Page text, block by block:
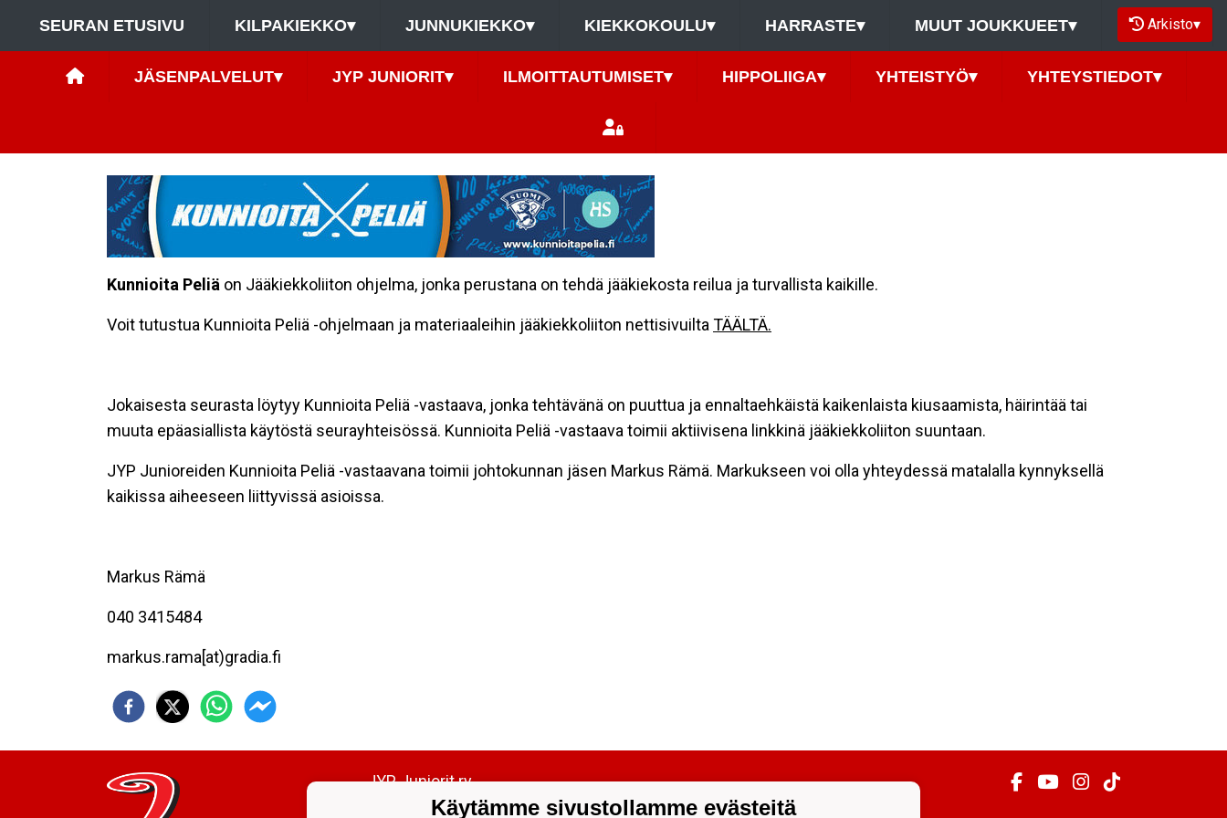
SEURAN ETUSIVU KILPAKIEKKO▾ JUNNUKIEKKO▾ KIEKKOKOULU▾ HARRASTE▾ MUUT JOUKKUEET▾ Arkisto▾
JÄSENPALVELUT▾ JYP JUNIORIT▾ ILMOITTAUTUMISET▾ HIPPOLIIGA▾ YHTEISTYÖ▾ YHTEYSTIEDOT▾
Kunnioita Peliä on Jääkiekkoliiton ohjelma, jonka perustana on tehdä jääkiekosta reilua ja turvallista kaikille.
Voit tutustua Kunnioita Peliä -ohjelmaan ja materiaaleihin jääkiekkoliiton nettisivuilta TÄÄLTÄ.
Jokaisesta seurasta löytyy Kunnioita Peliä -vastaava, jonka tehtävänä on puuttua ja ennaltaehkäistä kaikenlaista kiusaamista, häirintää tai
muuta epäasiallista käytöstä seurayhteisössä. Kunnioita Peliä -vastaava toimii aktiivisena linkkinä jääkiekkoliiton suuntaan.
JYP Junioreiden Kunnioita Peliä -vastaavana toimii johtokunnan jäsen Markus Rämä. Markukseen voi olla yhteydessä matalalla kynnyksellä
kaikissa aiheeseen liittyvissä asioissa.
Markus Rämä
040 3415484
markus.rama[at)gradia.fi
JYP Juniorit ry
Kuntoportti 5 | 40700 JYVÄSKYLÄ |
Käytämme sivustollamme evästeitä